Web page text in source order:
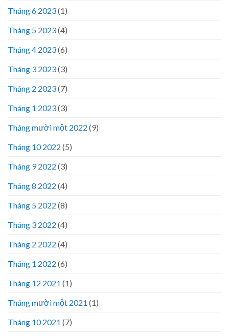
Tháng 6 2023(1)
Tháng 5 2023(4)
Tháng 4 2023(6)
Tháng 3 2023(3)
Tháng 2 2023(7)
Tháng 1 2023(3)
Tháng mười một 2022 (9)
Tháng 10 2022 (5)
Tháng 9 2022 (3)
Tháng 8 2022 (4)
Tháng 5 2022 (8)
Tháng 3 2022 (4)
Tháng 2 2022 (4)
Tháng 1 2022 (6)
Tháng 12 2021 (1)
Tháng mười một 2021 (1)
Tháng 10 2021 (7)